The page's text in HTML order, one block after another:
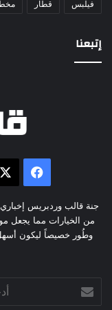
فيلبس قطار
إتبعنا
جنة قالب وردبريس
من الخيارات مما يجعل
وطُور خصيصاً ليكون
بريدك